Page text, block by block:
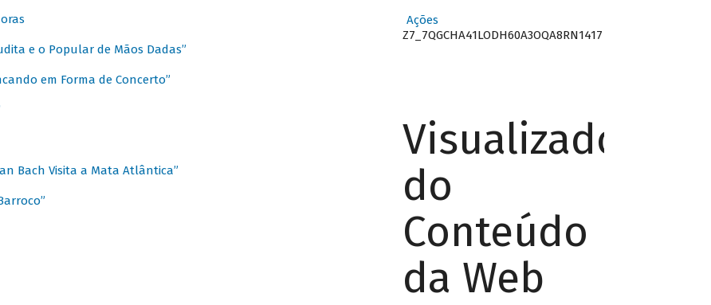
e o Popular de Mãos Dadas”
em Forma de Concerto”
Bach Visita a Mata Atlântica”
Ações
Z7_7QGCHA41LODH60A3OQA8RN1417
Visualizador
do
Conteúdo
da Web